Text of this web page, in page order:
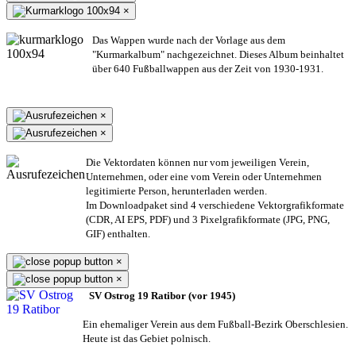
×
Das Wappen wurde nach der Vorlage aus dem
"Kurmarkalbum" nachgezeichnet. Dieses Album beinhaltet
über 640 Fußballwappen aus der Zeit von 1930-1931.
×
×
Die Vektordaten können nur vom jeweiligen Verein,
Unternehmen, oder eine vom Verein oder Unternehmen
legitimierte Person, herunterladen werden.
Im Downloadpaket sind 4 verschiedene Vektorgrafikformate
(CDR, AI EPS, PDF) und 3 Pixelgrafikformate (JPG, PNG,
GIF) enthalten.
×
×
SV Ostrog 19 Ratibor (vor 1945)
Ein ehemaliger Verein aus dem Fußball-Bezirk Oberschlesien.
Heute ist das Gebiet polnisch.